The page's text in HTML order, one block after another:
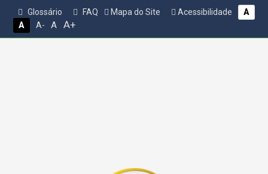
Glossário FAQ Mapa do Site Acessibilidade
A
A
A- A A+